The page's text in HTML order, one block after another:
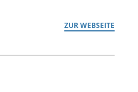
ZUR WEBSEITE